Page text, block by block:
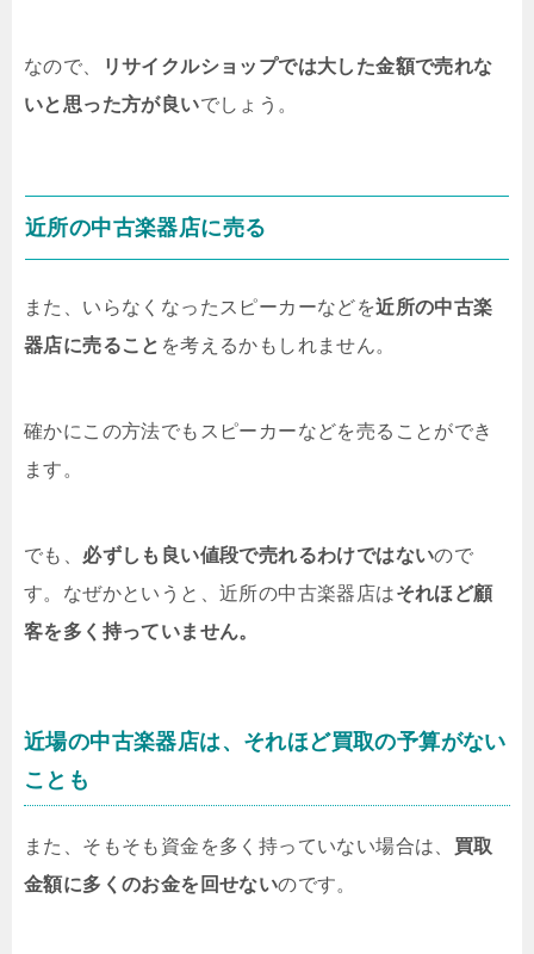
なので、
リサイクルショップでは大した金額で売れな
いと思った方が良いでしょう。
近所の中古楽器店に売る
また、いらなくなったスピーカーなどを近所の中古楽
器店に売ること を考えるかもしれません。
確かにこの方法でもスピーカーなどを売ることができ
ます。
でも、 必ずしも良い値段で売れるわけではないので
す。なぜかというと、近所の中古楽器店はそれほど顧
客を多く持っていません。
近場の中古楽器店は、それほど買取の予算がない
ことも
また、そもそも資金を多く持っていない場合は、 買取
金額に多くのお金を回せないのです。